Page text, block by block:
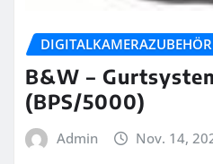
DIGITALKAMERAZUBEHÖR
B&W –
(BPS/5000)
Admin Nov. 14,